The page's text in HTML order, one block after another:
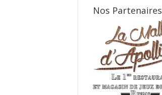
Nos Partenaires